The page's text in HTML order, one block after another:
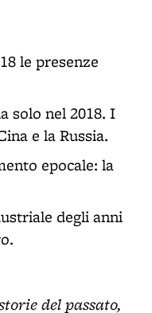
le presenze
solo nel 2018. I
e la Russia.
epocale: la
degli anni
del passato,